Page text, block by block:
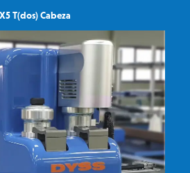
X5 T(dos) Cabeza